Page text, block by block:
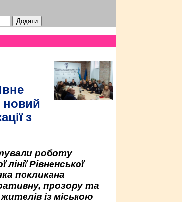
новий
з
роботу
Рівненської
покликана
прозору та
із міською